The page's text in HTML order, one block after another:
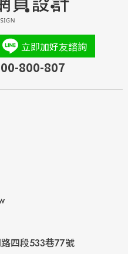
立即加好友諮詢
800-807
四段533巷77號